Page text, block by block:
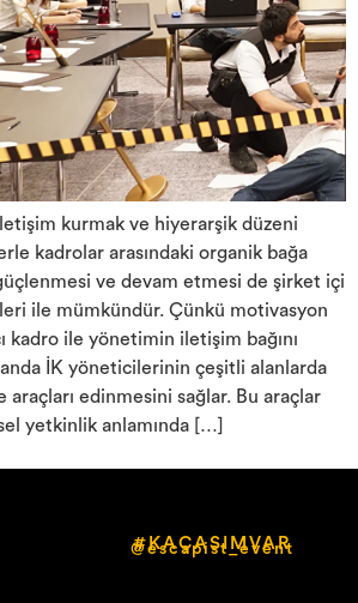
kurmak ve hiyerarşik düzeni
kadrolar arasındaki organik bağa
güçlenmesi ve devam etmesi de şirket içi
ile mümkündür. Çünkü motivasyon
kadro ile yönetimin iletişim bağını
İK yöneticilerinin çeşitli alanlarda
araçları edinmesini sağlar. Bu araçlar
yetkinlik anlamında […]
#KAÇASIMVAR
@escapist_event